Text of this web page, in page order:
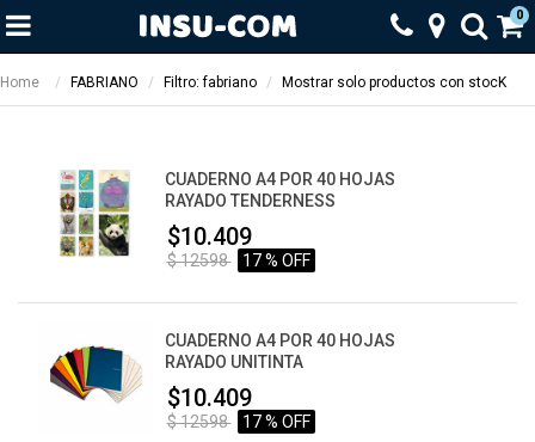
0
Home FABRIANO Filtro: fabriano Mostrar solo productos con stocK
CUADERNO A4 POR 40 HOJAS
RAYADO TENDERNESS
$10.409
$ 12598 17 % OFF
CUADERNO A4 POR 40 HOJAS
RAYADO UNITINTA
$10.409
$ 12598 17 % OFF